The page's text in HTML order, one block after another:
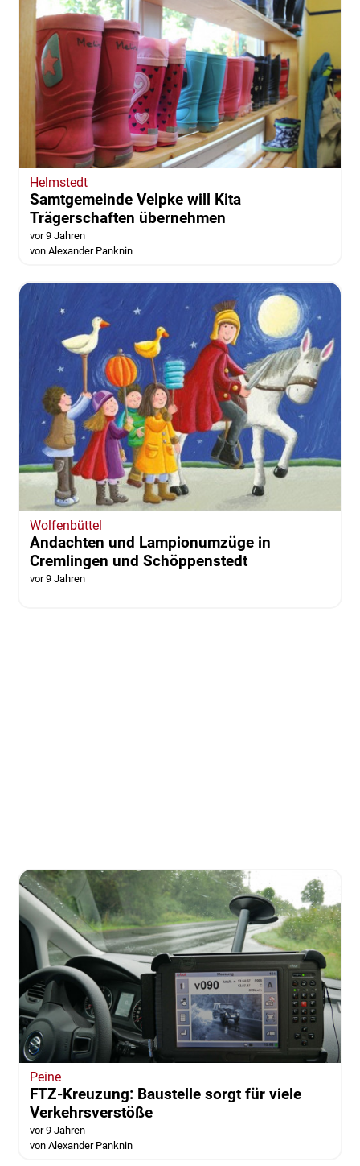
Helmstedt
Samtgemeinde Velpke will Kita
Trägerschaften übernehmen
vor 9 Jahren
von Alexander Panknin
Wolfenbüttel
Andachten und Lampionumzüge in
Cremlingen und Schöppenstedt
vor 9 Jahren
Peine
FTZ-Kreuzung: Baustelle sorgt für viele
Verkehrsverstöße
vor 9 Jahren
von Alexander Panknin